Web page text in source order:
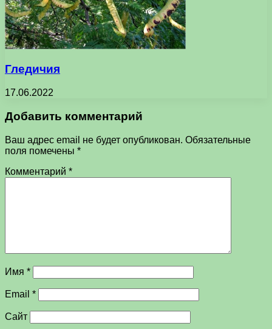
Гледичия
17.06.2022
Добавить комментарий
Ваш адрес email не будет опубликован. Обязательные
поля помечены *
Комментарий *
Имя *
Email *
Сайт